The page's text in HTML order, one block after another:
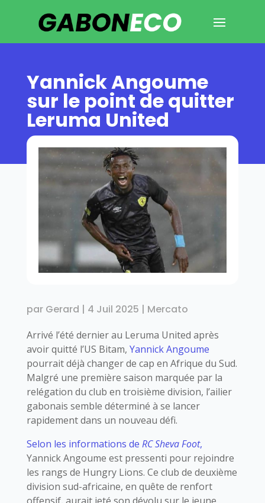
Yannick Angoume
sur le point de quitter
Leruma United
par Gerard | 4 Juil 2025 | Mercato
Arrivé l’été dernier au Leruma United après
avoir quitté l’US Bitam, Yannick Angoume
pourrait déjà changer de cap en Afrique du Sud.
Malgré une première saison marquée par la
relégation du club en troisième division, l’ailier
gabonais semble déterminé à se lancer
rapidement dans un nouveau défi.
Selon les informations de RC Sheva Foot,
Yannick Angoume est pressenti pour rejoindre
les rangs de Hungry Lions. Ce club de deuxième
division sud-africaine, en quête de renfort